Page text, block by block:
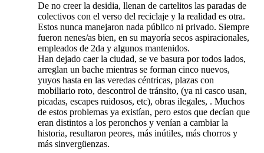
De no creer la desidia, llenan de cartelitos las paradas de
colectivos con el verso del reciclaje y la realidad es otra.
Estos nunca manejaron nada público ni privado. Siempre
fueron nenes/as bien, en su mayoría secos aspiracionales,
empleados de 2da y algunos mantenidos.
Han dejado caer la ciudad, se ve basura por todos lados,
arreglan un bache mientras se forman cinco nuevos,
yuyos hasta en las veredas céntricas, plazas con
mobiliario roto, descontrol de tránsito, (ya ni casco usan,
picadas, escapes ruidosos, etc), obras ilegales, . Muchos
de estos problemas ya existían, pero estos que decían que
eran distintos a los peronchos y venían a cambiar la
historia, resultaron peores, más inútiles, más chorros y
más sinvergüenzas.